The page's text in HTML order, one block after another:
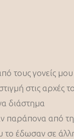
τους γονείς
στις αρχές
διάστημα
παράπονα από
το έδωσαν σε